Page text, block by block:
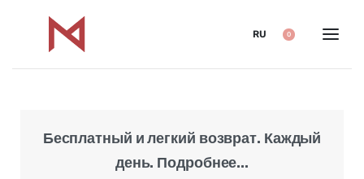
RU 0
Бесплатный и легкий возврат. Каждый
день. Подробнее...